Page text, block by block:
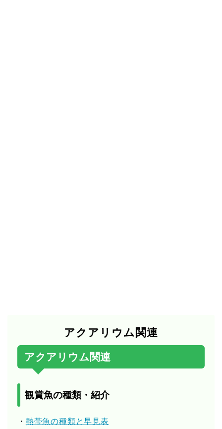
アクアリウム関連
アクアリウム関連
観賞魚の種類・紹介
・ 熱帯魚の種類と早見表